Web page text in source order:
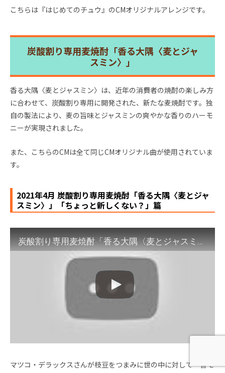
こちらは『はじめてのチュウ』のCMオリジナルアレンジです。
炭酸割り専用麦焼酎「香る大隅〈麦とジャ
スミン〉」
香る大隅〈麦とジャスミン〉は、近年の消費者の焼酎の楽しみ方
に合わせて、炭酸割り専用に開発された、新たな麦焼酎です。独
自の製法により、麦の旨味とジャスミンの爽やかな香りのハーモ
ニーが実現されました。
また、こちらのCMは全て同じCMオリジナル曲が使用されていま
す。
2021年4月 炭酸割り専用麦焼酎「香る大隅〈麦とジャ
スミン〉」「ちょっと新しくない？」篇
炭酸割り専用麦焼酎「香る大隅〈麦とジャスミン〉」『ちょっと新しくない？』篇 30秒 マツコ・デラックス サントリーCM
マツコ・デラックスさんが枝豆をつまみに世の中に対して一言モ